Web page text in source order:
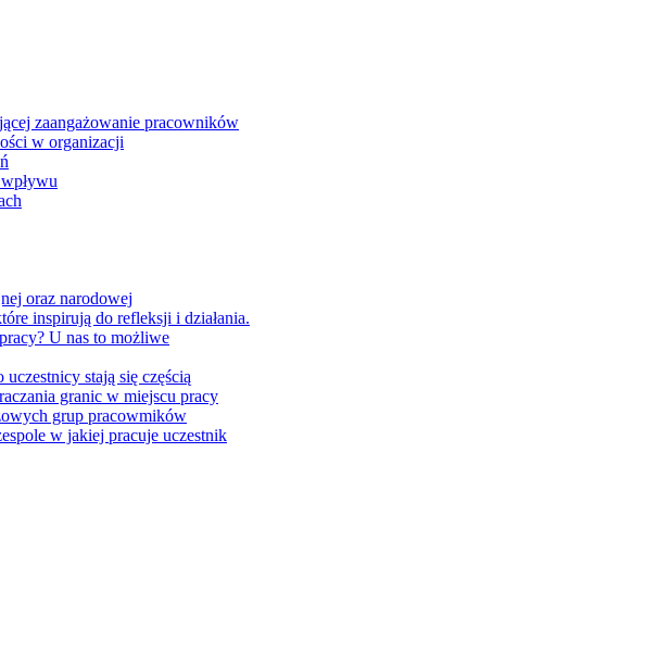
zaangażowanie pracowników
w organizacji
oraz narodowej
inspirują do refleksji i działania.
U nas to możliwe
stają się częścią
granic w miejscu pracy
grup pracowmików
w jakiej pracuje uczestnik